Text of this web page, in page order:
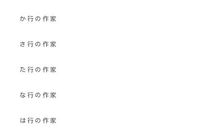
か行の作家
さ行の作家
た行の作家
な行の作家
は行の作家